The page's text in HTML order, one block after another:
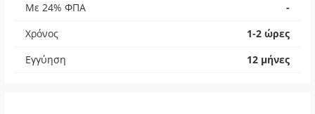
Με 24% ΦΠΑ
-
Χρόνος
1-2 ώρες
Εγγύηση
12 μήνες